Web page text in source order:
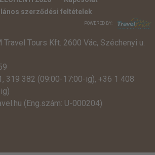
szerződési feltételek
POWERED BY:
Travel Tours Kft. 2600 Vác, Széchenyi u.
, 319 382 (09:00-17:00-ig), +36 1 408
(Eng.szám: U-000204)